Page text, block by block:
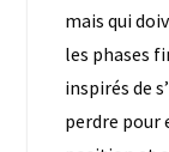
mais qui
les phases
inspirés de
perdre pour